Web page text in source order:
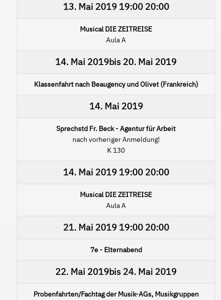
13. Mai 201919:00 20:00
Musical DIE ZEITREISE
Aula A
14. Mai 2019bis 20. Mai 2019
Klassenfahrt nach Beaugency und Olivet (Frankreich)
14. Mai 2019
Sprechstd Fr. Beck - Agentur für Arbeit
nach vorheriger Anmeldung!
K 130
14. Mai 201919:00 20:00
Musical DIE ZEITREISE
Aula A
21. Mai 201919:00 20:00
7e - Elternabend
22. Mai 2019bis 24. Mai 2019
Probenfahrten/Fachtag der Musik-AGs, Musikgruppen